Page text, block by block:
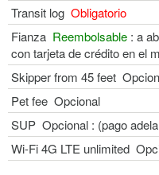
Transit log Obligatorio
Fianza Reembolsable : a
con tarjeta de crédito en el
Skipper from 45 feet
Pet fee Opcional
SUP Opcional : (pago
Wi-Fi 4G LTE unlimited